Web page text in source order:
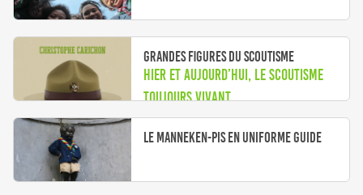
Grandes figures du scoutisme
Hier et aujourd’hui, le scoutisme
toujours vivant
Le Manneken-Pis en uniforme Guide